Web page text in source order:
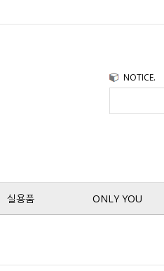
NOTICE.
실용품 ONLY YOU